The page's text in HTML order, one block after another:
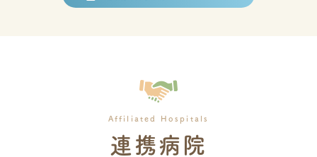
連携病院